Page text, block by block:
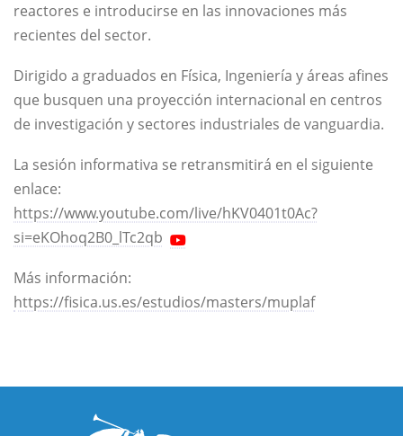
reactores e introducirse en las innovaciones más
recientes del sector.
Dirigido a graduados en Física, Ingeniería y áreas afines
que busquen una proyección internacional en centros
de investigación y sectores industriales de vanguardia.
La sesión informativa se retransmitirá en el siguiente
enlace:
https://www.youtube.com/live/hKV0401t0Ac?
si=eKOhoq2B0_lTc2qb
Más información:
https://fisica.us.es/estudios/masters/muplaf